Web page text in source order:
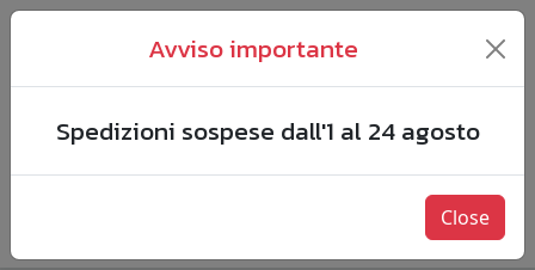
Avviso importante
Spedizioni sospese dall'1 al 24 agosto
Close